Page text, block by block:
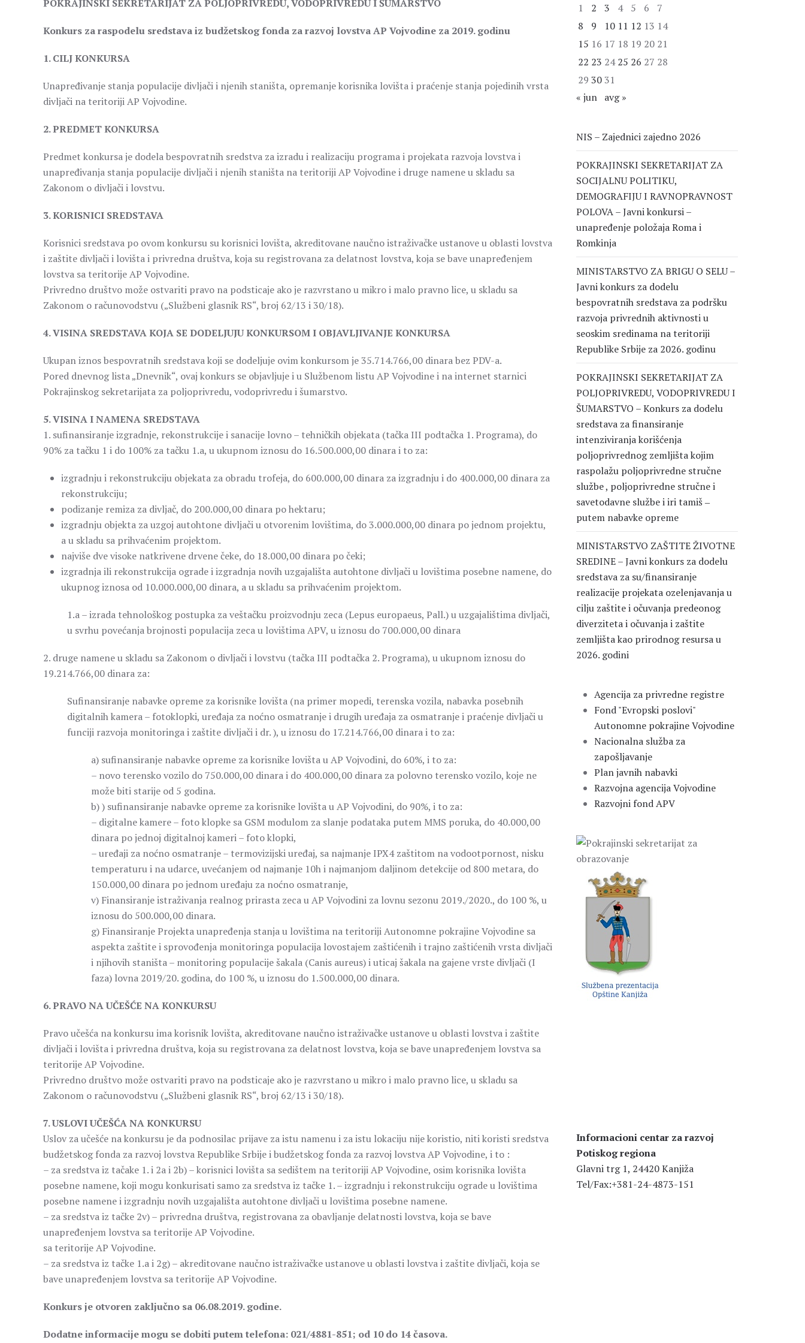
POKRAJINSKI SEKRETARIJAT ZA POLJOPRIVREDU, VODOPRIVREDU I ŠUMARSTVO
Konkurs za raspodelu sredstava iz budžetskog fonda za razvoj lovstva AP Vojvodine za 2019. godinu
1. CILJ KONKURSA
Unapređivanje stanja populacije divljači i njenih staništa, opremanje korisnika lovišta i praćenje stanja pojedinih vrsta
divljači na teritoriji AP Vojvodine.
2. PREDMET KONKURSA
Predmet konkursa je dodela bespovratnih sredstva za izradu i realizaciju programa i projekata razvoja lovstva i
unapređivanja stanja populacije divljači i njenih staništa na teritoriji AP Vojvodine i druge namene u skladu sa
Zakonom o divljači i lovstvu.
3. KORISNICI SREDSTAVA
Korisnici sredstava po ovom konkursu su korisnici lovišta, akreditovane naučno istraživačke ustanove u oblasti lovstva
i zaštite divljači i lovišta i privredna društva, koja su registrovana za delatnost lovstva, koja se bave unapređenjem
lovstva sa teritorije AP Vojvodine.
Privredno društvo može ostvariti pravo na podsticaje ako je razvrstano u mikro i malo pravno lice, u skladu sa
Zakonom o računovodstvu („Službeni glasnik RS“, broj 62/13 i 30/18).
4. VISINA SREDSTAVA KOJA SE DODELJUJU KONKURSOM I OBJAVLJIVANJE KONKURSA
Ukupan iznos bespovratnih sredstava koji se dodeljuje ovim konkursom je 35.714.766,00 dinara bez PDV-a.
Pored dnevnog lista „Dnevnik“, ovaj konkurs se objavljuje i u Službenom listu AP Vojvodine i na internet starnici
Pokrajinskog sekretarijata za poljoprivredu, vodoprivredu i šumarstvo.
5. VISINA I NAMENA SREDSTAVA
1. sufinansiranje izgradnje, rekonstrukcije i sanacije lovno – tehničkih objekata (tačka III podtačka 1. Programa), do
90% za tačku 1 i do 100% za tačku 1.a, u ukupnom iznosu do 16.500.000,00 dinara i to za:
izgradnju i rekonstrukciju objekata za obradu trofeja, do 600.000,00 dinara za izgradnju i do 400.000,00 dinara za
rekonstrukciju;
podizanje remiza za divljač, do 200.000,00 dinara po hektaru;
izgradnju objekta za uzgoj autohtone divljači u otvorenim lovištima, do 3.000.000,00 dinara po jednom projektu,
a u skladu sa prihvaćenim projektom.
najviše dve visoke natkrivene drvene čeke, do 18.000,00 dinara po čeki;
izgradnja ili rekonstrukcija ograde i izgradnja novih uzgajališta autohtone divljači u lovištima posebne namene, do
ukupnog iznosa od 10.000.000,00 dinara, a u skladu sa prihvaćenim projektom.
1.a – izrada tehnološkog postupka za veštačku proizvodnju zeca (Lepus europaeus, Pall.) u uzgajalištima divljači,
u svrhu povećanja brojnosti populacija zeca u lovištima APV, u iznosu do 700.000,00 dinara
2. druge namene u skladu sa Zakonom o divljači i lovstvu (tačka III podtačka 2. Programa), u ukupnom iznosu do
19.214.766,00 dinara za:
Sufinansiranje nabavke opreme za korisnike lovišta (na primer mopedi, terenska vozila, nabavka posebnih
digitalnih kamera – fotoklopki, uređaja za noćno osmatranje i drugih uređaja za osmatranje i praćenje divljači u
funciji razvoja monitoringa i zaštite divljači i dr. ), u iznosu do 17.214.766,00 dinara i to za:
a) sufinansiranje nabavke opreme za korisnike lovišta u AP Vojvodini, do 60%, i to za:
– novo terensko vozilo do 750.000,00 dinara i do 400.000,00 dinara za polovno terensko vozilo, koje ne
može biti starije od 5 godina.
b) ) sufinansiranje nabavke opreme za korisnike lovišta u AP Vojvodini, do 90%, i to za:
– digitalne kamere – foto klopke sa GSM modulom za slanje podataka putem MMS poruka, do 40.000,00
dinara po jednoj digitalnoj kameri – foto klopki,
– uređaji za noćno osmatranje – termovizijski uređaj, sa najmanje IPX4 zaštitom na vodootpornost, nisku
temperaturu i na udarce, uvećanjem od najmanje 10h i najmanjom daljinom detekcije od 800 metara, do
150.000,00 dinara po jednom uređaju za noćno osmatranje,
v) Finansiranje istraživanja realnog prirasta zeca u AP Vojvodini za lovnu sezonu 2019./2020., do 100 %, u
iznosu do 500.000,00 dinara.
g) Finansiranje Projekta unapređenja stanja u lovištima na teritoriji Autonomne pokrajine Vojvodine sa
aspekta zaštite i sprovođenja monitoringa populacija lovostajem zaštićenih i trajno zaštićenih vrsta divljači
i njihovih staništa – monitoring populacije šakala (Canis aureus) i uticaj šakala na gajene vrste divljači (I
faza) lovna 2019/20. godina, do 100 %, u iznosu do 1.500.000,00 dinara.
6. PRAVO NA UČEŠĆE NA KONKURSU
Pravo učešća na konkursu ima korisnik lovišta, akreditovane naučno istraživačke ustanove u oblasti lovstva i zaštite
divljači i lovišta i privredna društva, koja su registrovana za delatnost lovstva, koja se bave unapređenjem lovstva sa
teritorije AP Vojvodine.
Privredno društvo može ostvariti pravo na podsticaje ako je razvrstano u mikro i malo pravno lice, u skladu sa
Zakonom o računovodstvu („Službeni glasnik RS“, broj 62/13 i 30/18).
7. USLOVI UČEŠĆA NA KONKURSU
Uslov za učešće na konkursu je da podnosilac prijave za istu namenu i za istu lokaciju nije koristio, niti koristi sredstva
budžetskog fonda za razvoj lovstva Republike Srbije i budžetskog fonda za razvoj lovstva AP Vojvodine, i to :
– za sredstva iz tačake 1. i 2a i 2b) – korisnici lovišta sa sedištem na teritoriji AP Vojvodine, osim korisnika lovišta
posebne namene, koji mogu konkurisati samo za sredstva iz tačke 1. – izgradnju i rekonstrukciju ograde u lovištima
posebne namene i izgradnju novih uzgajališta autohtone divljači u lovištima posebne namene.
– za sredstva iz tačke 2v) – privredna društva, registrovana za obavljanje delatnosti lovstva, koja se bave
unapređenjem lovstva sa teritorije AP Vojvodine.
sa teritorije AP Vojvodine.
– za sredstva iz tačke 1.a i 2g) – akreditovane naučno istraživačke ustanove u oblasti lovstva i zaštite divljači, koja se
bave unapređenjem lovstva sa teritorije AP Vojvodine.
Konkurs je otvoren zaključno sa 06.08.2019. godine.
Dodatne informacije mogu se dobiti putem telefona: 021/4881-851; od 10 do 14 časova.
1
2 3 4 5 6
7
8
9 10 11 12 13 14
15 16 17 18 19 20 21
22 23 24 25 26 27 28
29 30 31
« jun avg »
NIS – Zajednici zajedno 2026
POKRAJINSKI SEKRETARIJAT ZA
SOCIJALNU POLITIKU,
DEMOGRAFIJU I RAVNOPRAVNOST
POLOVA – Javni konkursi –
unapređenje položaja Roma i
Romkinja
MINISTARSTVO ZA BRIGU O SELU –
Javni konkurs za dodelu
bespovratnih sredstava za podršku
razvoja privrednih aktivnosti u
seoskim sredinama na teritoriji
Republike Srbije za 2026. godinu
POKRAJINSKI SEKRETARIJAT ZA
POLJOPRIVREDU, VODOPRIVREDU I
ŠUMARSTVO – Konkurs za dodelu
sredstava za finansiranje
intenziviranja korišćenja
poljoprivrednog zemljišta kojim
raspolažu poljoprivredne stručne
službe , poljoprivredne stručne i
savetodavne službe i iri tamiš ‒
putem nabavke opreme
MINISTARSTVO ZAŠTITE ŽIVOTNE
SREDINE – Javni konkurs za dodelu
sredstava za su/finansiranje
realizacije projekata ozelenjavanja u
cilju zaštite i očuvanja predeonog
diverziteta i očuvanja i zaštite
zemljišta kao prirodnog resursa u
2026. godini
Agencija za privredne registre
Fond "Evropski poslovi"
Autonomne pokrajine Vojvodine
Nacionalna služba za
zapošljavanje
Plan javnih nabavki
Razvojna agencija Vojvodine
Razvojni fond APV
Informacioni centar za razvoj
Potiskog regiona
Glavni trg 1, 24420 Kanjiža
Tel/Fax:+381-24-4873-151